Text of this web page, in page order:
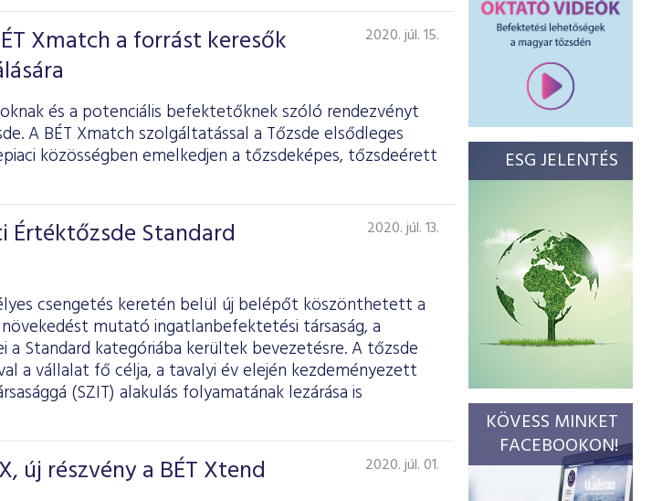
Xmatch a forrást keresők
2020. júl. 15.
és a potenciális befektetőknek szóló rendezvényt
A BÉT Xmatch szolgáltatással a Tőzsde elsődleges
közösségben emelkedjen a tőzsdeképes, tőzsdeérett
Értéktőzsde Standard
2020. júl. 13.
csengetés keretén belül új belépőt köszönthetett a
mutató ingatlanbefektetési társaság, a
a Standard kategóriába kerültek bevezetésre. A tőzsde
a vállalat fő célja, a tavalyi év elején kezdeményezett
(SZIT) alakulás folyamatának lezárása is
új részvény a BÉT Xtend
2020. júl. 01.
ESG JELENTÉS
KÖVESS MINKET
FACEBOOKON!